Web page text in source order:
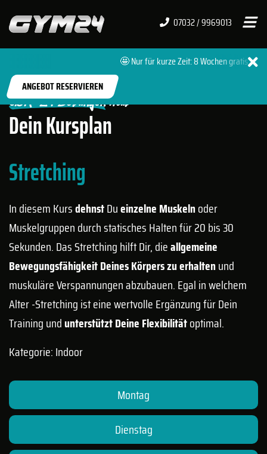
07032 / 9969013
🤩 Nur für kurze Zeit: 8 Wochen gratis 🔥
ANGEBOT RESERVIEREN
BÖBLINGEN HULB
Dein Kursplan
GYM-24 Böblingen Hulb
Stretching
In diesem KursdehnstDueinzelne Muskelnoder
Muskelgruppen durch statisches Halten für 20 bis 30
Sekunden. Das Stretching hilft Dir, dieallgemeine
Bewegungsfähigkeit Deines Körpers zu erhaltenund
muskuläre Verspannungen abzubauen. Egal in welchem
Alter -Stretching ist eine wertvolle Ergänzung für Dein
Training undunterstützt Deine Flexibilitätoptimal.
Kategorie: Indoor
Montag
Dienstag